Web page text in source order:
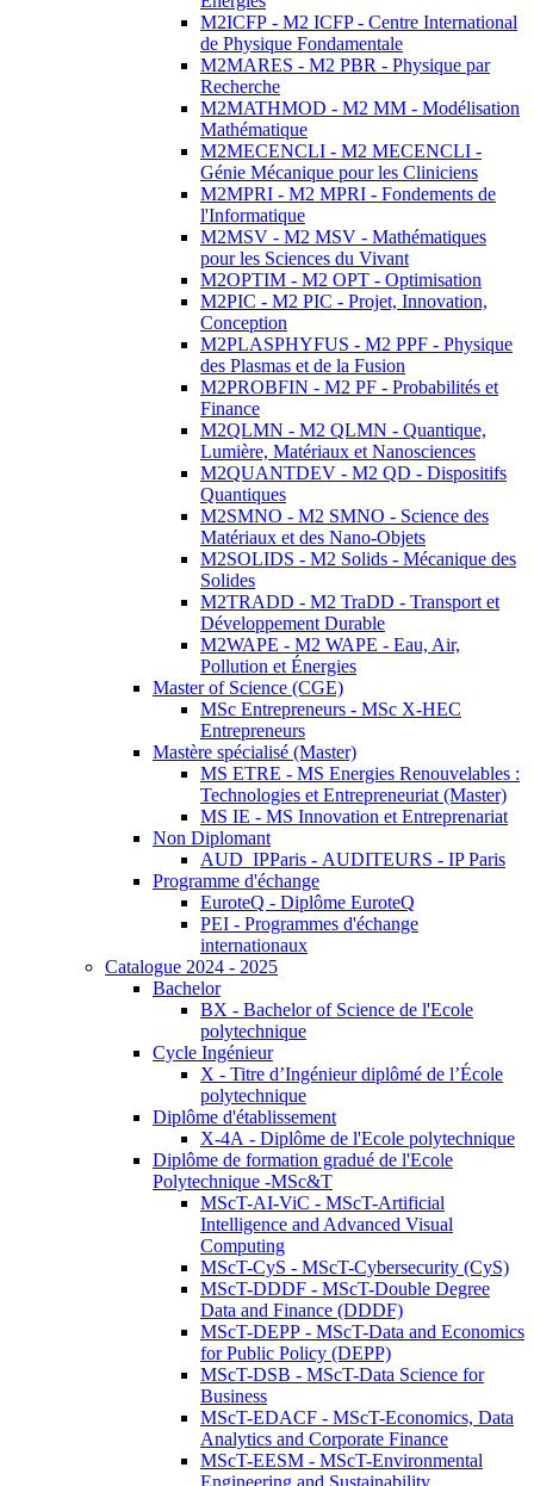
M2ICFP - M2 ICFP - Centre International
de Physique Fondamentale
M2MARES - M2 PBR - Physique par
Recherche
M2MATHMOD - M2 MM - Modélisation
Mathématique
M2MECENCLI - M2 MECENCLI -
Génie Mécanique pour les Cliniciens
M2MPRI - M2 MPRI - Fondements de
l'Informatique
M2MSV - M2 MSV - Mathématiques
pour les Sciences du Vivant
M2OPTIM - M2 OPT - Optimisation
M2PIC - M2 PIC - Projet, Innovation,
Conception
M2PLASPHYFUS - M2 PPF - Physique
des Plasmas et de la Fusion
M2PROBFIN - M2 PF - Probabilités et
Finance
M2QLMN - M2 QLMN - Quantique,
Lumière, Matériaux et Nanosciences
M2QUANTDEV - M2 QD - Dispositifs
Quantiques
M2SMNO - M2 SMNO - Science des
Matériaux et des Nano-Objets
M2SOLIDS - M2 Solids - Mécanique des
Solides
M2TRADD - M2 TraDD - Transport et
Développement Durable
M2WAPE - M2 WAPE - Eau, Air,
Pollution et Énergies
Master of Science (CGE)
MSc Entrepreneurs - MSc X-HEC
Entrepreneurs
Mastère spécialisé (Master)
MS ETRE - MS Energies Renouvelables :
Technologies et Entrepreneuriat (Master)
MS IE - MS Innovation et Entreprenariat
Non Diplomant
AUD_IPParis - AUDITEURS - IP Paris
Programme d'échange
EuroteQ - Diplôme EuroteQ
PEI - Programmes d'échange
internationaux
Catalogue 2024 - 2025
Bachelor
BX - Bachelor of Science de l'Ecole
polytechnique
Cycle Ingénieur
X - Titre d’Ingénieur diplômé de l’École
polytechnique
Diplôme d'établissement
X-4A - Diplôme de l'Ecole polytechnique
Diplôme de formation gradué de l'Ecole
Polytechnique -MSc&T
MScT-AI-ViC - MScT-Artificial
Intelligence and Advanced Visual
Computing
MScT-CyS - MScT-Cybersecurity (CyS)
MScT-DDDF - MScT-Double Degree
Data and Finance (DDDF)
MScT-DEPP - MScT-Data and Economics
for Public Policy (DEPP)
MScT-DSB - MScT-Data Science for
Business
MScT-EDACF - MScT-Economics, Data
Analytics and Corporate Finance
MScT-EESM - MScT-Environmental
Engineering and Sustainability